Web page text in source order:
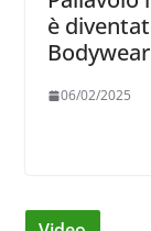
è
Bodywear
06/02/2025